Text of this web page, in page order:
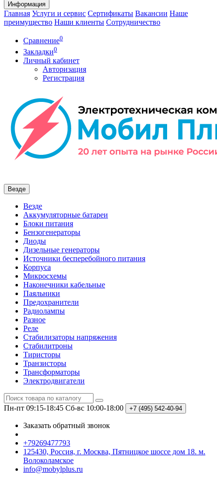
Информация
Главная Услуги и сервис Сертификаты Вакансии Наше
преимущество Наши клиенты Сотрудничество
Сравнение0
Закладки0
Личный кабинет
Авторизация
Регистрация
Везде
Везде
Аккумуляторные батареи
Блоки питания
Бензогенераторы
Диоды
Дизельные генераторы
Источники бесперебойного питания
Корпуса
Микросхемы
Наконечники кабельные
Паяльники
Предохранители
Радиолампы
Разное
Реле
Стабилизаторы напряжения
Стабилитроны
Тиристоры
Транзисторы
Трансформаторы
Электродвигатели
Пн-пт 09:15-18:45 Сб-вс 10:00-18:00 +7 (495) 542-40-94
Заказать обратный звонок
+79269477793
125430, Россия, г. Москва, Пятницкое шоссе дом 18. м.
Волоколамское
info@mobylplus.ru